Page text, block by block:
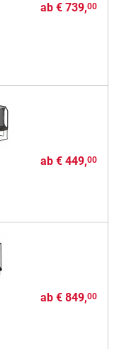
ab € 739,00
ab € 449,00
ab € 849,00